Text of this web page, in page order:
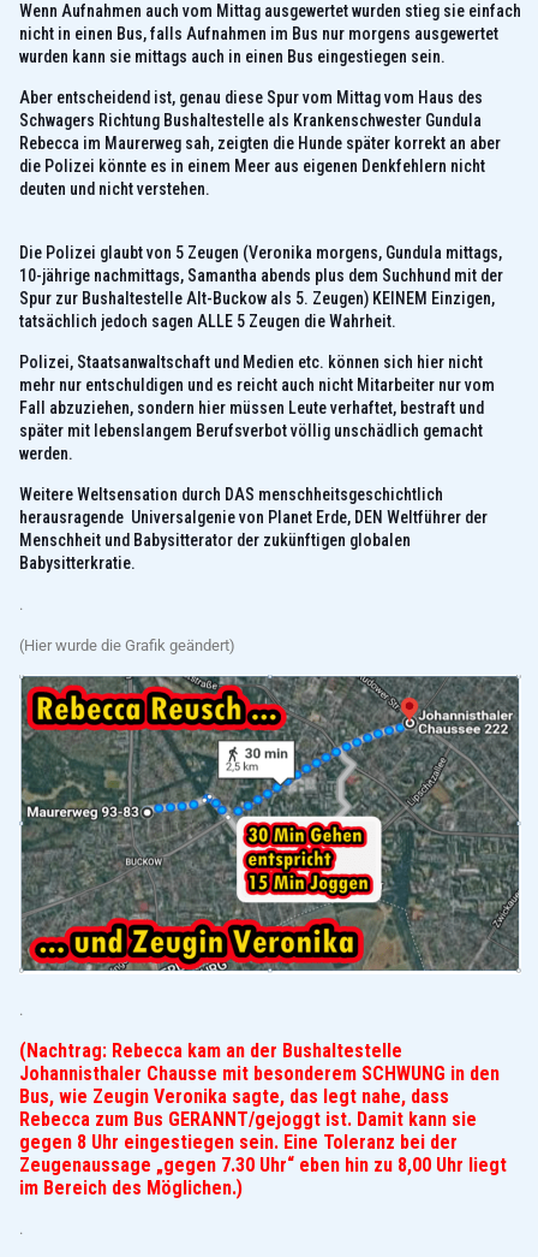
Wenn Aufnahmen auch vom Mittag ausgewertet wurden stieg sie einfach
nicht in einen Bus, falls Aufnahmen im Bus nur morgens ausgewertet
wurden kann sie mittags auch in einen Bus eingestiegen sein.
Aber entscheidend ist, genau diese Spur vom Mittag vom Haus des
Schwagers Richtung Bushaltestelle als Krankenschwester Gundula
Rebecca im Maurerweg sah, zeigten die Hunde später korrekt an aber
die Polizei könnte es in einem Meer aus eigenen Denkfehlern nicht
deuten und nicht verstehen.
Die Polizei glaubt von 5 Zeugen (Veronika morgens, Gundula mittags,
10-jährige nachmittags, Samantha abends plus dem Suchhund mit der
Spur zur Bushaltestelle Alt-Buckow als 5. Zeugen) KEINEM Einzigen,
tatsächlich jedoch sagen ALLE 5 Zeugen die Wahrheit.
Polizei, Staatsanwaltschaft und Medien etc. können sich hier nicht
mehr nur entschuldigen und es reicht auch nicht Mitarbeiter nur vom
Fall abzuziehen, sondern hier müssen Leute verhaftet, bestraft und
später mit lebenslangem Berufsverbot völlig unschädlich gemacht
werden.
Weitere Weltsensation durch DAS menschheitsgeschichtlich
herausragende Universalgenie von Planet Erde, DEN Weltführer der
Menschheit und Babysitterator der zukünftigen globalen
Babysitterkratie.
.
(Hier wurde die Grafik geändert)
.
(Nachtrag: Rebecca kam an der Bushaltestelle
Johannisthaler Chausse mit besonderem SCHWUNG in den
Bus, wie Zeugin Veronika sagte, das legt nahe, dass
Rebecca zum Bus GERANNT/gejoggt ist. Damit kann sie
gegen 8 Uhr eingestiegen sein. Eine Toleranz bei der
Zeugenaussage „gegen 7.30 Uhr“ eben hin zu 8,00 Uhr liegt
im Bereich des Möglichen.)
.